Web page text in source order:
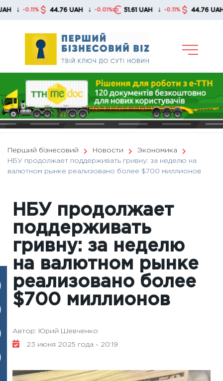
Skip
-0.11% 44.76 UAH ↓ -0.01% 51.61 UAH ↓ -0.11% 44.76 UAH ↓ -
Перший бізнесовий Новости
Экономика
НБУ продолжает поддерживать гривну: за неделю на
валютном рынке реализовано более $700 миллионов
НБУ продолжает
поддерживать
гривну: за неделю
на валютном рынке
реализовано более
$700 миллионов
Автор: Юрий Шевченко
23 июня 2025 года - 20:19